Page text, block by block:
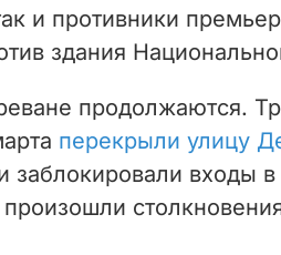
и противники
здания
продолжаются.
перекрыли улицу
заблокировали входы
произошли